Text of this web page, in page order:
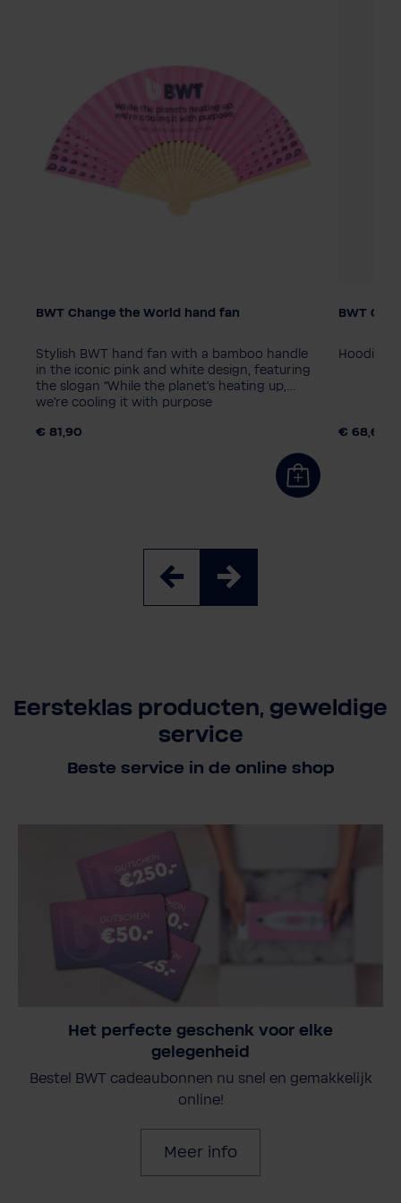
Verpakkingseenheid
BWT Change the World hand fan
Stylish BWT hand fan with a bamboo handle
in the iconic pink and white design, featuring
the slogan “While the planet's heating up,
we're cooling it with purpose
€ 81,90
Dames
BWT
Hoodie
€ 68,60
Eersteklas producten, geweldige
service
Beste service in de online shop
Het perfecte geschenk voor elke
gelegenheid
Bestel BWT cadeaubonnen nu snel en gemakkelijk
online!
Meer info